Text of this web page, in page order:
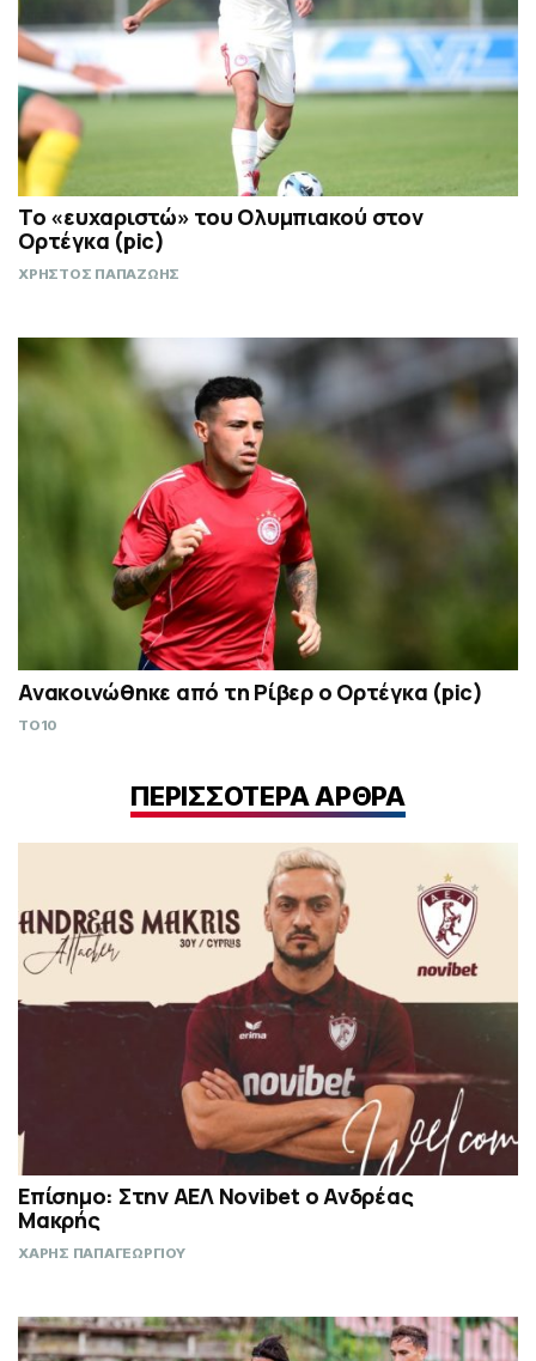
Το «ευχαριστώ» του Ολυμπιακού στον
Ορτέγκα (pic)
ΧΡΗΣΤΟΣ ΠΑΠΑΖΩΗΣ
Ανακοινώθηκε από τη Ρίβερ ο Ορτέγκα (pic)
TO10
ΠΕΡΙΣΣΟΤΕΡΑ ΑΡΘΡΑ
Επίσημο: Στην ΑΕΛ Novibet ο Ανδρέας
Μακρής
ΧΑΡΗΣ ΠΑΠΑΓΕΩΡΓΙΟΥ